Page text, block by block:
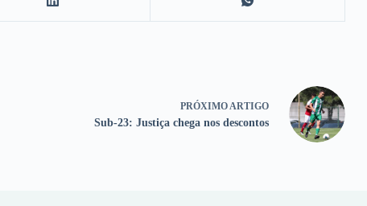
PRÓXIMOARTIGO
Sub-23: Justiça chega nos descontos